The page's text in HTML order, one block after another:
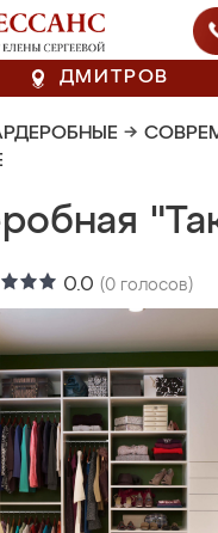
ДМИТРОВ
→
0.0 (0 голосов)